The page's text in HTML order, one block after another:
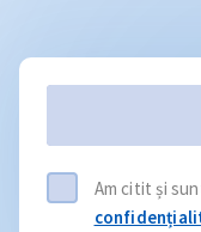
Am citit și